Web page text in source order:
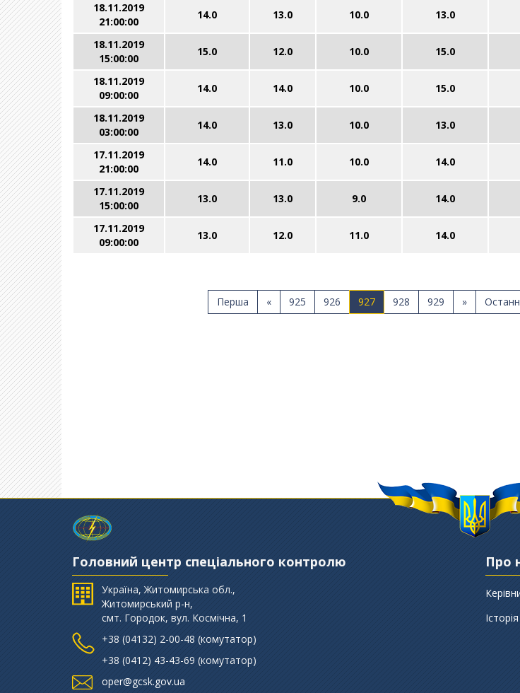
18.11.2019
21:00:00
14.0 13.0 10.0 13.0
18.11.2019
15:00:00
15.0 12.0 10.0 15.0
18.11.2019
09:00:00
14.0 14.0 10.0 15.0
18.11.2019
03:00:00
14.0 13.0 10.0 13.0
17.11.2019
21:00:00
14.0 11.0 10.0 14.0
17.11.2019
15:00:00
13.0 13.0 9.0 14.0
17.11.2019
09:00:00
13.0 12.0 11.0 14.0
Перша « 925 926 927 928 929 »
Головний центр спеціального контролю
Україна, Житомирська обл.,
Житомирський р-н,
смт. Городок, вул. Космічна, 1
+38 (‎04132) 2-00-48 (комутатор)
+38 (0412) 43-43-69 (комутатор)
oper@gcsk.gov.ua
Про